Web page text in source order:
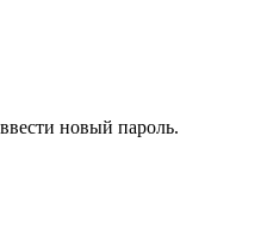
новый пароль.